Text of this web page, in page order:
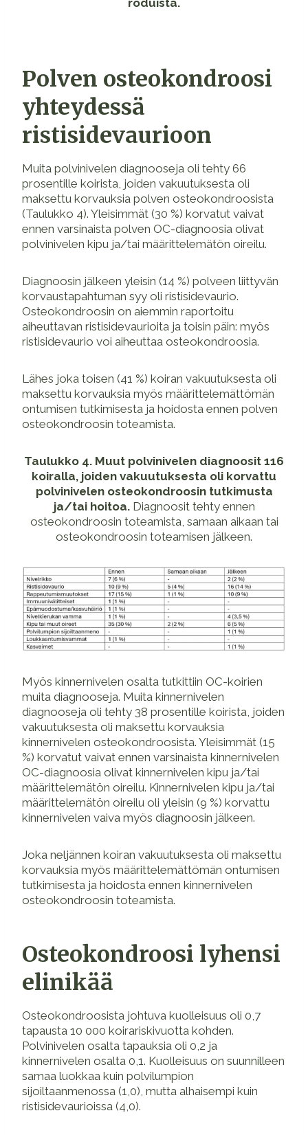
Polven osteokondroosi
yhteydessä
ristisidevaurioon
Muita polvinivelen diagnooseja oli tehty 66
prosentille koirista, joiden vakuutuksesta oli
maksettu korvauksia polven osteokondroosista
(Taulukko 4). Yleisimmät (30 %) korvatut vaivat
ennen varsinaista polven OC-diagnoosia olivat
polvinivelen kipu ja/tai määrittelemätön oireilu.
Diagnoosin jälkeen yleisin (14 %) polveen liittyvän
korvaustapahtuman syy oli ristisidevaurio.
Osteokondroosin on aiemmin raportoitu
aiheuttavan ristisidevaurioita ja toisin päin: myös
ristisidevaurio voi aiheuttaa osteokondroosia.
Lähes joka toisen (41 %) koiran vakuutuksesta oli
maksettu korvauksia myös määrittelemättömän
ontumisen tutkimisesta ja hoidosta ennen polven
osteokondroosin toteamista.
Taulukko 4. Muut polvinivelen diagnoosit 116
koiralla, joiden vakuutuksesta oli korvattu
polvinivelen osteokondroosin tutkimusta
ja/tai hoitoa.Diagnoosit tehty ennen
osteokondroosin toteamista, samaan aikaan tai
osteokondroosin toteamisen jälkeen.
Myös kinnernivelen osalta tutkittiin OC-koirien
muita diagnooseja. Muita kinnernivelen
diagnooseja oli tehty 38 prosentille koirista, joiden
vakuutuksesta oli maksettu korvauksia
kinnernivelen osteokondroosista. Yleisimmät (15
%) korvatut vaivat ennen varsinaista kinnernivelen
OC-diagnoosia olivat kinnernivelen kipu ja/tai
määrittelemätön oireilu. Kinnernivelen kipu ja/tai
määrittelemätön oireilu oli yleisin (9 %) korvattu
kinnernivelen vaiva myös diagnoosin jälkeen.
Joka neljännen koiran vakuutuksesta oli maksettu
korvauksia myös määrittelemättömän ontumisen
tutkimisesta ja hoidosta ennen kinnernivelen
osteokondroosin toteamista.
Osteokondroosi lyhensi
elinikää
Osteokondroosista johtuva kuolleisuus oli 0,7
tapausta 10 000 koirariskivuotta kohden.
Polvinivelen osalta tapauksia oli 0,2 ja
kinnernivelen osalta 0,1. Kuolleisuus on suunnilleen
samaa luokkaa kuin polvilumpion
sijoiltaanmenossa (1,0), mutta alhaisempi kuin
ristisidevaurioissa (4,0).